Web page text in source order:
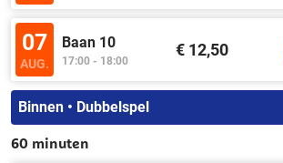
07
AUG.
Baan 10
17:00 - 18:00
€ 12,50
Binnen • Dubbelspel
60 minuten